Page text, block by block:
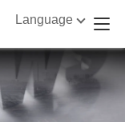
Language